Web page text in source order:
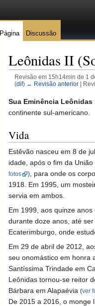
Leônidas II
Revisão em 15h14min de 1
(dif) ← Revisão anterior|
Sua Eminência
continente sul-americano.
Vida
Estêvão nasceu em 8 de
idade, após o fim da
fotos
)
, para onde os
1918. Em 1995, um
servia em ambos.
Em 1999, aos quinze
durante doze anos, até
Ecaterimburgo, onde
Em 29 de abril de 2012,
seu onomástico em honra
Santíssima Trindade em
Leônidas tornou-se reitor
Bárbara em Alapaévia (ver
De 2015 a 2016, o monge
Página Discussão